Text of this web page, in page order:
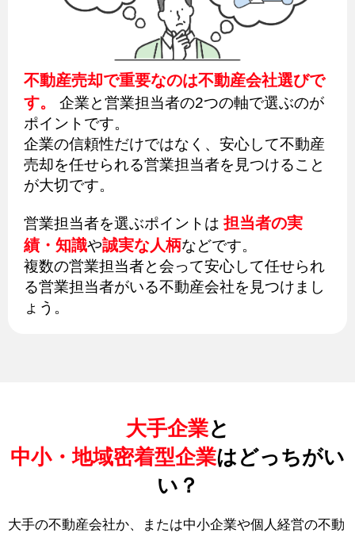
不動産売却で重要なのは不動産会社選びで
す。
企業と営業担当者の2つの軸で選ぶのが
ポイントです。
企業の信頼性だけではなく、安心して不動産
売却を任せられる営業担当者を見つけること
が大切です。
営業担当者を選ぶポイントは 担当者の実
績・知識や誠実な人柄などです。
複数の営業担当者と会って安心して任せられ
る営業担当者がいる不動産会社を見つけまし
ょう。
大手企業と
中小・地域密着型企業はどっちがい
い？
大手の不動産会社か、または中小企業や個人経営の不動